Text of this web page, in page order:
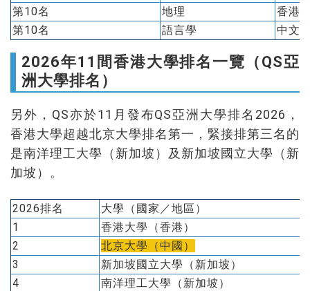
第10名
地理
香港
第10名
語言學 中文
2026年11間香港大學排名一覽（QS亞
洲大學排名）
另外，QS亦於11月發布QS亞洲大學排名2026，
香港大學超越北京大學排名第一，緊接排第三名的
是南洋理工大學（新加坡）及新加坡國立大學（新
加坡）。
2026排名
大學（國家／地區）
1
香港大學（香港）
2
北京大學（中國）
3
新加坡國立大學（新加坡）
4
南洋理工大學（新加坡）